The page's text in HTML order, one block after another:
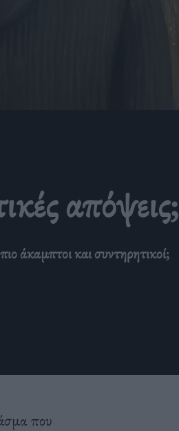
απόψεις;
άκαμπτοι και συντηρητικοί;
που